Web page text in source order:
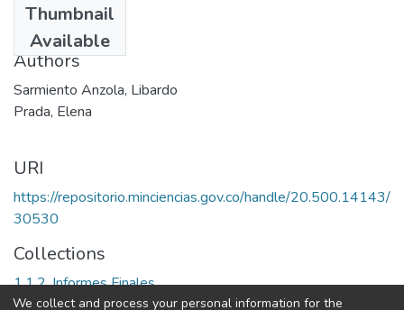
Thumbnail
Available
1998
Authors
Sarmiento Anzola, Libardo
Prada, Elena
URI
https://repositorio.minciencias.gov.co/handle/20.500.14143/
30530
Collections
1.1.2. Informes Finales
We collect and process your personal information for the